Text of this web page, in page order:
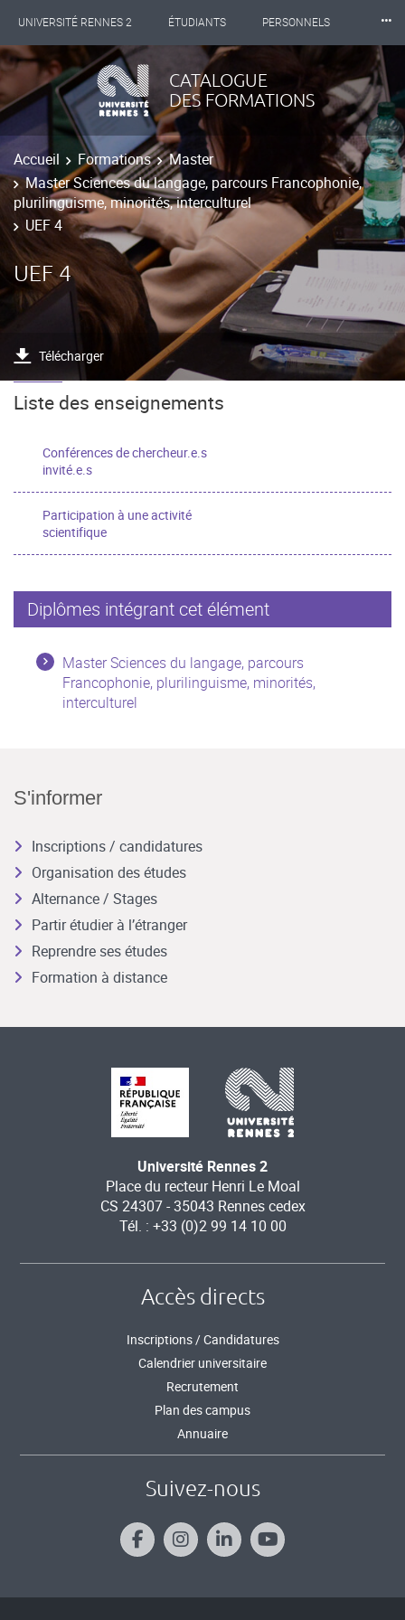
UNIVERSITÉ RENNES 2 ÉTUDIANTS PERSONNELS
INTERNATIONAL PROFESSIONNELS BIBLIOTHÈQUES
LES NOUVELLES DE RENNES 2
⸱⸱⸱
CATALOGUE
DES FORMATIONS
Accueil Formations
Master
Master Sciences du langage, parcours Francophonie,
plurilinguisme, minorités, interculturel
UEF 4
UEF 4
Télécharger
Liste des enseignements
Conférences de chercheur.e.s
invité.e.s
Participation à une activité
scientifique
Diplômes intégrant cet élément
Master Sciences du langage, parcours
Francophonie, plurilinguisme, minorités,
interculturel
S'informer
Inscriptions / candidatures
Organisation des études
Alternance / Stages
Partir étudier à l’étranger
Reprendre ses études
Formation à distance
Université Rennes 2
Place du recteur Henri Le Moal
CS 24307 - 35043 Rennes cedex
Tél. : +33 (0)2 99 14 10 00
Accès directs
Inscriptions / Candidatures
Calendrier universitaire
Recrutement
Plan des campus
Annuaire
Suivez-nous